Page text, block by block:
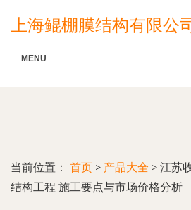
上海鲲棚膜结构有限公
MENU
当前位置： 首页 > 产品大全 > 江苏
结构工程 施工要点与市场价格分析